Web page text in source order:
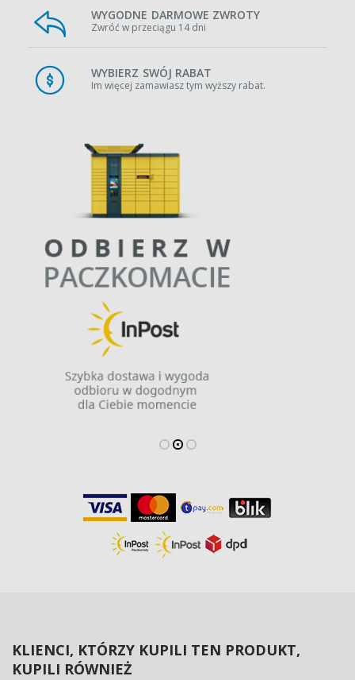
WYGODNE DARMOWE ZWROTY
Zwróć w przeciągu 14 dni
WYBIERZ SWÓJ RABAT
Im więcej zamawiasz tym wyższy rabat.
KLIENCI, KTÓRZY KUPILI TEN PRODUKT,
KUPILI RÓWNIEŻ